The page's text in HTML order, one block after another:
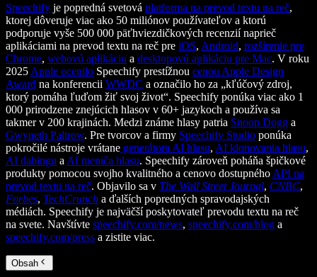
Speechify je popredná svetová platforma na prevod textu na reč,
ktorej dôveruje viac ako 50 miliónov používateľov a ktorú
podporuje vyše 500 000 päťhviezdičkových recenzií naprieč
aplikáciami na prevod textu na reč pre iOS, Android, rozšírenie pre
Chrome, webovú aplikáciu a desktopovú aplikáciu pre Mac. V roku
2025 Apple ocenilo Speechify prestížnou cenou Apple Design
Award na konferencii WWDC a označilo ho za „kľúčový zdroj,
ktorý pomáha ľuďom žiť svoj život“. Speechify ponúka viac ako 1
000 prirodzene znejúcich hlasov v 60+ jazykoch a používa sa
takmer v 200 krajinách. Medzi známe hlasy patria Snoop Dogg a
Gwyneth Paltrow. Pre tvorcov a firmy Speechify Studio ponúka
pokročilé nástroje vrátane generátora AI hlasu, AI klonovania hlasu,
AI dabingu a AI meniča hlasu. Speechify zároveň poháňa špičkové
produkty pomocou svojho kvalitného a cenovo dostupného API na
prevod textu na reč. Objavilo sa v The Wall Street Journal, CNBC,
Forbes, TechCrunch a ďalších popredných spravodajských
médiách. Speechify je najväčší poskytovateľ prevodu textu na reč
na svete. Navštívte speechify.com/news, speechify.com/blog a
speechify.com/press a zistite viac.
Obsah